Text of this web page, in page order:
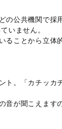
の公共機関で採
いません。
ることから立体
ト。「カチッカ
音が聞こえます